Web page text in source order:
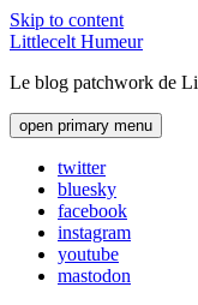
Skip to content
Littlecelt Humeur
Le blog patchwork de
open primary menu
twitter
bluesky
facebook
instagram
youtube
mastodon